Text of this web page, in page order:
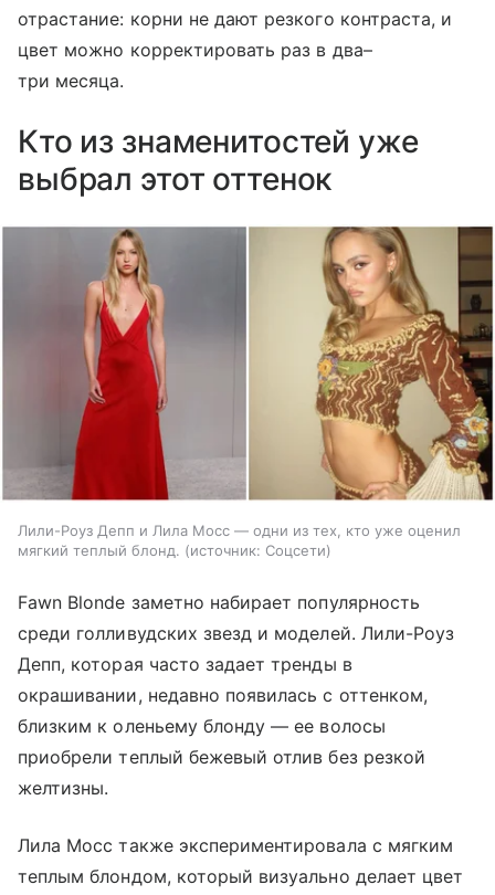
отрастание: корни не дают резкого контраста, и
цвет можно корректировать раз в два–
три месяца.
Кто из знаменитостей уже
выбрал этот оттенок
Лили-Роуз Депп и Лила Мосс — одни из тех, кто уже оценил
мягкий теплый блонд.
источник: Соцсети
Fawn Blonde заметно набирает популярность
среди голливудских звезд и моделей. Лили-Роуз
Депп, которая часто задает тренды в
окрашивании, недавно появилась с оттенком,
близким к оленьему блонду — ее волосы
приобрели теплый бежевый отлив без резкой
желтизны.
Лила Мосс также экспериментировала с мягким
теплым блондом, который визуально делает цвет